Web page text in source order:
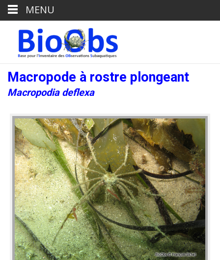
Macropode à rostre plongeant
Macropodia deflexa
MENU